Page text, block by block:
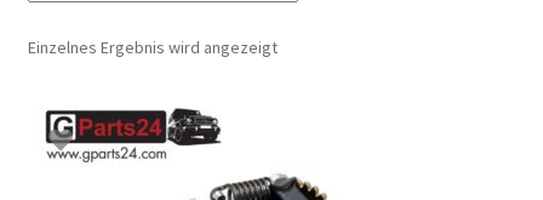
Einzelnes Ergebnis wird angezeigt